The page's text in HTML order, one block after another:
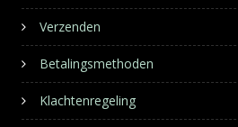
Verzenden
Betalingsmethoden
Klachtenregeling